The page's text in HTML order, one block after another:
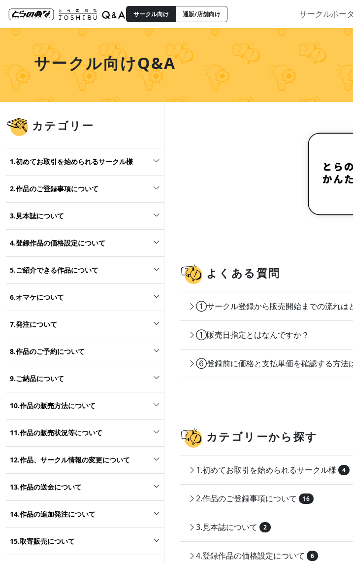
サークル向け 通販/店舗向け サークルポー
サークル向けQ&A
カテゴリー
1.初めてお取引を始められるサークル様
2.作品のご登録事項について
3.見本誌について
4.登録作品の価格設定について
5.ご紹介できる作品について
6.オマケについて
7.発注について
8.作品のご予約について
9.ご納品について
10.作品の販売方法について
11.作品の販売状況等について
12.作品、サークル情報の変更について
13.作品の送金について
14.作品の追加発注について
15.取寄販売について
よくある質問
①サークル登録から販売開始までの流れは
①販売日指定とはなんですか？
⑥登録前に価格と支払単価を確認する方法
カテゴリーから探す
1.初めてお取引を始められるサークル様 4
2.作品のご登録事項について 16
3.見本誌について 2
4.登録作品の価格設定について 6